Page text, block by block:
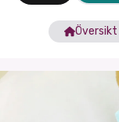
Översikt